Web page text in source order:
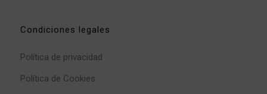
Condiciones legales
Política de privacidad
Política de Cookies